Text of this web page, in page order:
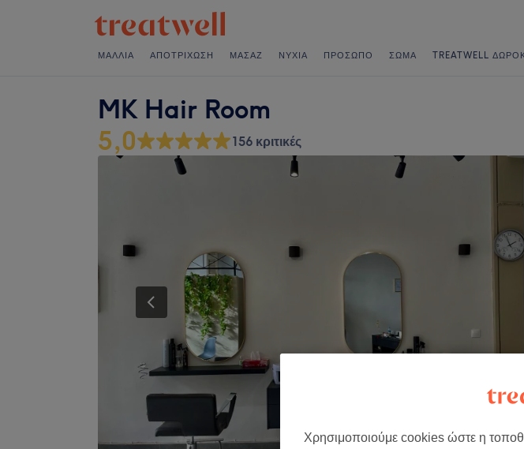
ΜΑΛΛΙΆ ΑΠΟΤΡΊΧΩΣΗ ΜΑΣΆΖ ΝΎΧΙΑ ΠΡΌΣΩΠΟ ΣΏΜΑ TREATWELL
MK Hair Room
5,0 156 κριτικές
Χρησιμοποιούμε cookies ώστε η